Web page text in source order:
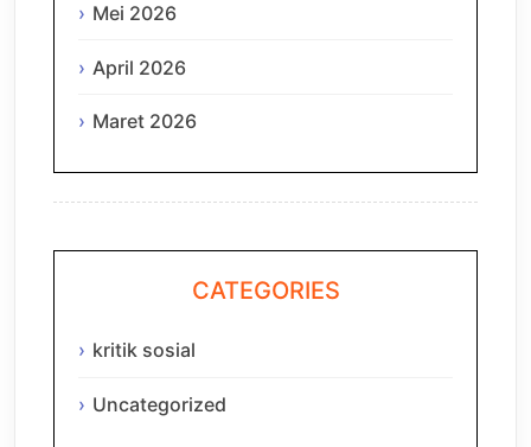
Mei 2026
April 2026
Maret 2026
CATEGORIES
kritik sosial
Uncategorized